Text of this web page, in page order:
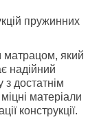
пружинних
матрацом, який
надійний
з достатнім
матеріали
конструкції.